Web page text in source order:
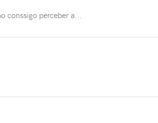
perceber a...